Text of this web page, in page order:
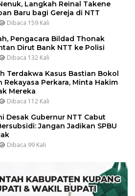
Langkah Reinal Takene
Baru bagi Gereja di NTT
Dibaca 159 Kali
Pengacara Bildad Thonak
Dirut Bank NTT ke Polisi
Dibaca 132 Kali
Terdakwa Kasus Bastian Bokol
Rekayasa Perkara, Minta Hakim
Mereka
Dibaca 112 Kali
Desak Gubernur NTT Cabut
Jangan Jadikan SPBU
Dibaca 99 Kali